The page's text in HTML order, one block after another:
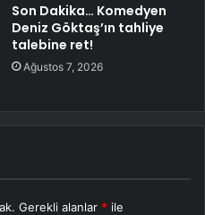
Son Dakika… Komedyen
Deniz Göktaş’ın tahliye
talebine ret!
Ağustos 7, 2026
Gerekli alanlar * ile